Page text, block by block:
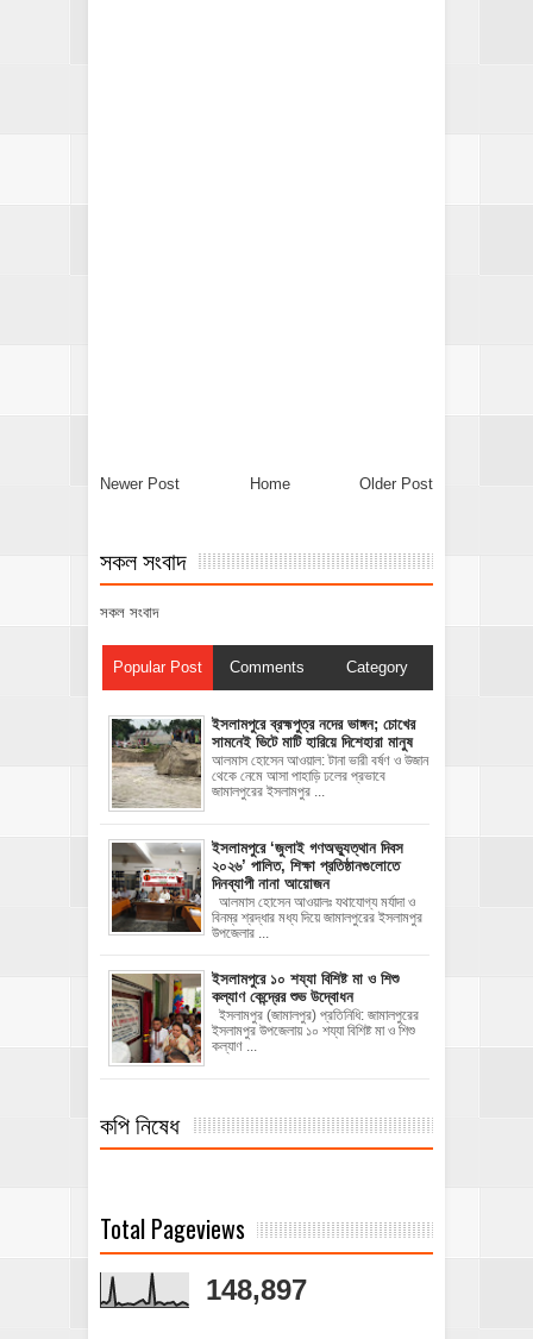
Newer Post Older Post
Home
সকল সংবাদ
সকল সংবাদ
Popular Post Comments Category
ইসলামপুরে ব্রহ্মপুত্র নদের ভাঙ্গন; চোখের
সামনেই ভিটে মাটি হারিয়ে দিশেহারা মানুষ
আলমাস হোসেন আওয়াল: টানা ভারী বর্ষণ ও উজান
থেকে নেমে আসা পাহাড়ি ঢলের প্রভাবে
জামালপুরের ইসলামপুর ...
‎ইসলামপুরে ‘জুলাই গণঅভ্যুত্থান দিবস
২০২৬’ পালিত, শিক্ষা প্রতিষ্ঠানগুলোতে
দিনব্যাপী নানা আয়োজন
‎​আলমাস হোসেন আওয়ালঃ‎ ‎​যথাযোগ্য মর্যাদা ও
বিনম্র শ্রদ্ধার মধ্য দিয়ে জামালপুরের ইসলামপুর
উপজেলার ...
ইসলামপুরে ১০ শয্যা বিশিষ্ট মা ও শিশু
কল্যাণ কেন্দ্রের শুভ উদ্বোধন
ইসলামপুর (জামালপুর) প্রতিনিধি: জামালপুরের
ইসলামপুর উপজেলায় ১০ শয্যা বিশিষ্ট মা ও শিশু
কল্যাণ ...
কপি নিষেধ
Total Pageviews
148,897